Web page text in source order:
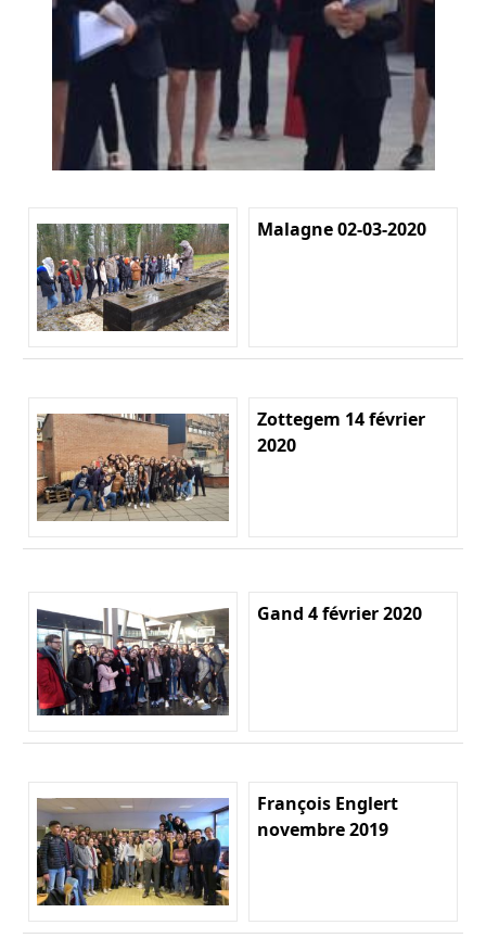
Malagne 02-03-2020
Zottegem 14 février
2020
Gand 4 février 2020
François Englert
novembre 2019